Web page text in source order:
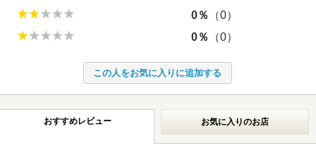
0％
（0）
0％
（0）
おすすめレビュー お気に入りのお店